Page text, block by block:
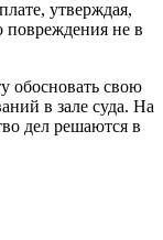
утверждая,
повреждения не в
обосновать свою
в зале суда. На
дел решаются в